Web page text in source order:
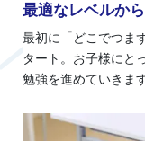
最適なレベルか
最初に「どこでつま
タート。お子様にと
勉強を進めていきます